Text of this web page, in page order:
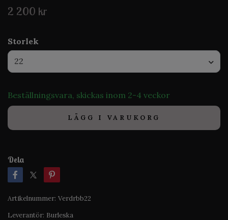
2 200 kr
Storlek
22
Beställningsvara, skickas inom 2-4 veckor
LÄGG I VARUKORG
Dela
Artikelnummer: Verdrbb22
Leverantör: Burleska